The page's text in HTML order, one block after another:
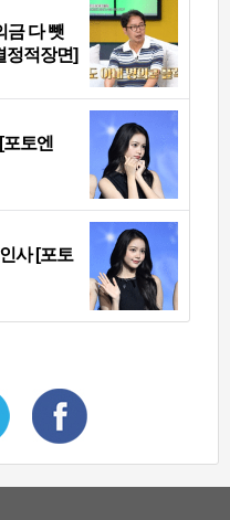
금 다 뺏
정적장면]
토엔
사 [포토